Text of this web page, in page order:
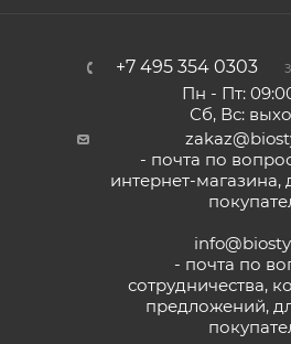
+7 495 354 0303
Пн - Пт:
Сб, Вс:
- почта по
интернет-магазина,
- почта по
сотрудничества,
предложений,